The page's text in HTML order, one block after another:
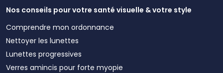
Nos conseils pour votre santé visuelle & votre style
Comprendre mon ordonnance
Nettoyer les lunettes
Lunettes progressives
Verres amincis pour forte myopie